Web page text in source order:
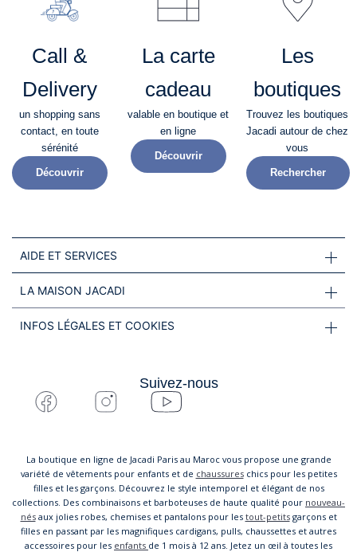
Call &
Delivery
un shopping sans
contact, en toute
sérénité​
Découvrir
La carte
cadeau
valable en boutique et
en ligne
Découvrir
Les
boutiques
Trouvez les boutiques
Jacadi autour de chez
vous
Rechercher
AIDE ET SERVICES
LA MAISON JACADI
INFOS LÉGALES ET COOKIES
Suivez-nous
La boutique en ligne de Jacadi Paris au Maroc vous propose une grande
variété de vêtements pour enfants et de chaussureschics pour les petites
filles et les garçons. Découvrez le style intemporel et élégant de nos
collections. Des combinaisons et barboteuses de haute qualité pour nouveau-
nésaux jolies robes, chemises et pantalons pour les tout-petitsgarçons et
filles en passant par les magnifiques cardigans, pulls, chaussettes et autres
accessoires pour les enfants de 1 mois à 12 ans. Jetez un œil à toutes les